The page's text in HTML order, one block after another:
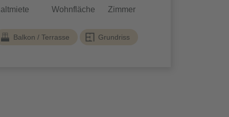
Wohnfläche Zimmer
Balkon / Terrasse Grundriss